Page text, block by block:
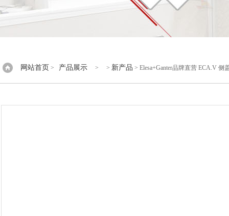
网站首页 > 产品展示 > > 新产品 > Elesa+Ganter品牌直营 ECA.V